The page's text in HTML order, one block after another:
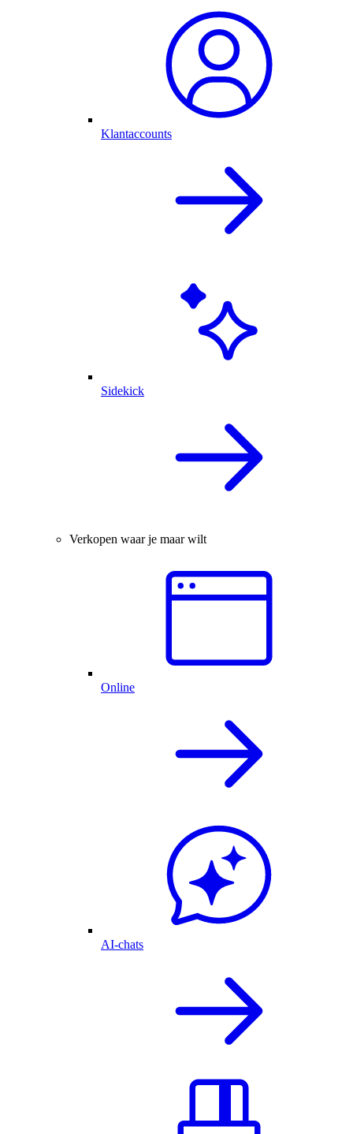
Klantaccounts
Sidekick
Verkopen waar je maar wilt
Online
AI-chats